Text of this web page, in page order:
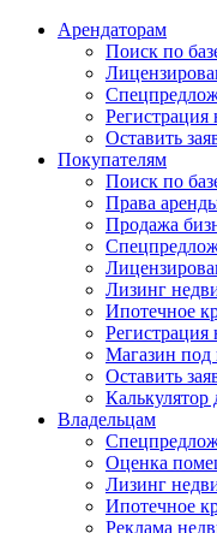
Арендаторам
Поиск по
Оставить
Покупателям
Поиск по
Права
Продажа
Лизинг
Ипотечное
Магазин под
Оставить
Калькулятор
Владельцам
Оценка
Лизинг
Ипотечное
Реклама